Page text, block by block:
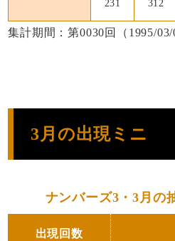
231 312
集計期間：第0030回（1995/
3月の出現ミニ
ナンバーズ3・3月の
出現回数